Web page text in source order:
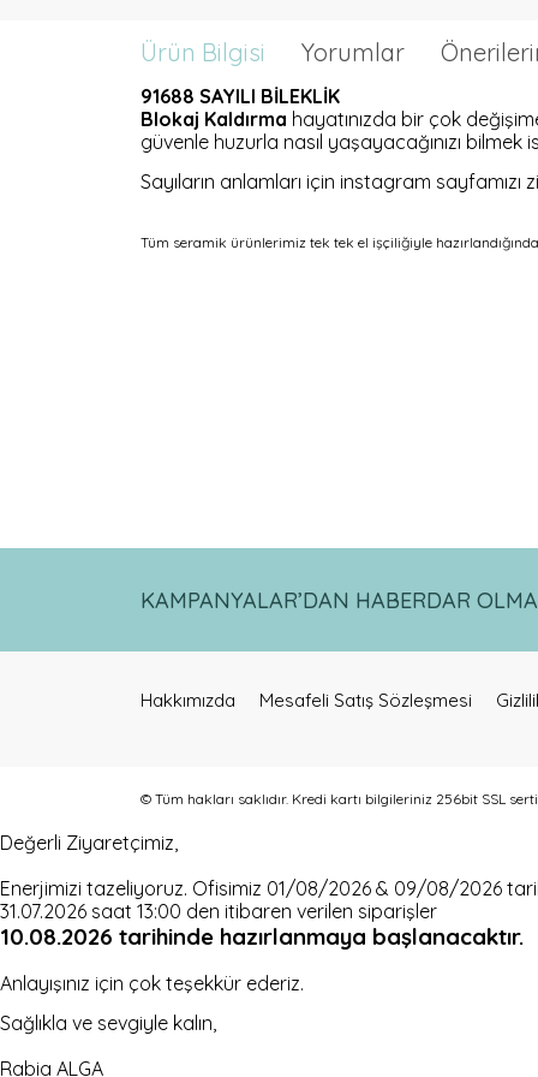
Ürün Bilgisi Yorumlar
91688 SAYILI BİLEKLİK
Blokaj Kaldırma hayatınızda bir çok
güvenle huzurla nasıl yaşayacağınızı bilmek
Sayıların anlamları için instagram
Tüm seramik ürünlerimiz tek tek el işçiliğiyle
Ürün resmi kalitesiz, bozuk veya görüntülenemiyor.
Ürün fiyatı diğer sitelerden daha pahalı.
KAMPANYALAR’DAN HABERDAR
Hakkımızda Mesafeli Satış Sözleşmesi
© Tüm hakları saklıdır. Kredi kartı bilgileriniz 256bit SSL
Değerli Ziyaretçimiz,
Enerjimizi tazeliyoruz. Ofisimiz 01/08/2026 & 09/08/2026
31.07.2026 saat 13:00 den itibaren verilen siparişler
10.08.2026 tarihinde hazırlanmaya başlanacaktır.
Anlayışınız için çok teşekkür ederiz.
Sağlıkla ve sevgiyle kalın,
Rabia ALGA